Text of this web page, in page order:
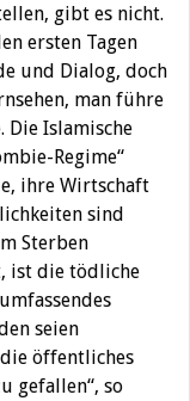
gibt es nicht.
ersten Tagen
und Dialog, doch
man führe
Die Islamische
Regime“
ihre Wirtschaft
sind
Sterben
ist die tödliche
seien
die öffentliches
gefallen“, so